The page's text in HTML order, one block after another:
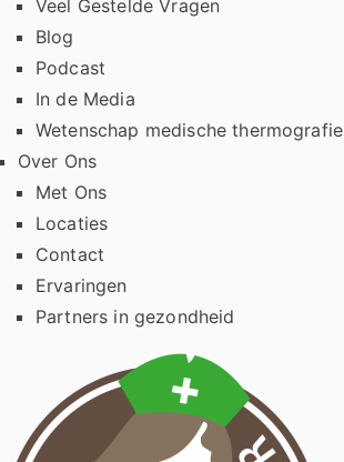
Veel Gestelde Vragen
Blog
Podcast
In de Media
Wetenschap medische thermografie
Over Ons
Met Ons
Locaties
Contact
Ervaringen
Partners in gezondheid